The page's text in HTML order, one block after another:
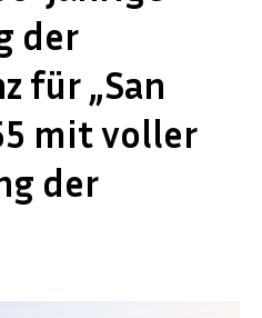
der
für „San
mit voller
der